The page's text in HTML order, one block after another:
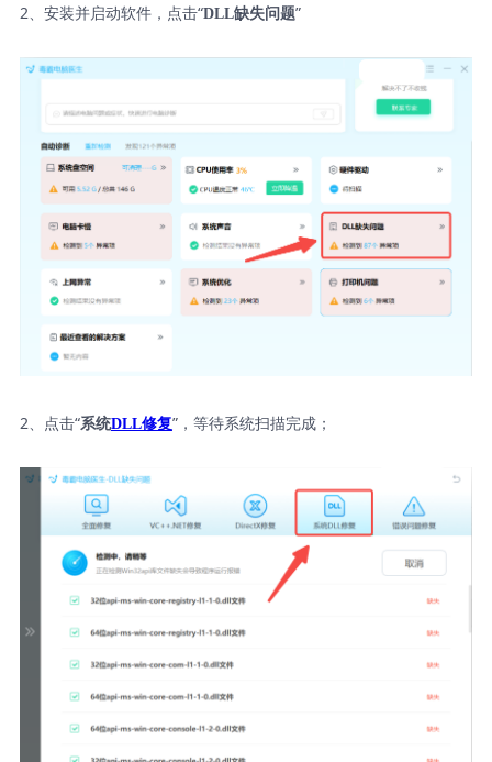
2、安装并启动软件，点击“DLL缺失问题”
2、点击“系统DLL修复”，等待系统扫描完成；